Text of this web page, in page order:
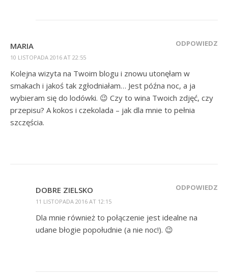
MARIA
10 LISTOPADA 2016 AT 22:55
ODPOWIEDZ
Kolejna wizyta na Twoim blogu i znowu utonęłam w
smakach i jakoś tak zgłodniałam… Jest późna noc, a ja
wybieram się do lodówki. 😉 Czy to wina Twoich zdjęć, czy
przepisu? A kokos i czekolada – jak dla mnie to pełnia
szczęścia.
DOBRE ZIELSKO
11 LISTOPADA 2016 AT 12:15
ODPOWIEDZ
Dla mnie również to połączenie jest idealne na
udane błogie popołudnie (a nie noc!). 😉